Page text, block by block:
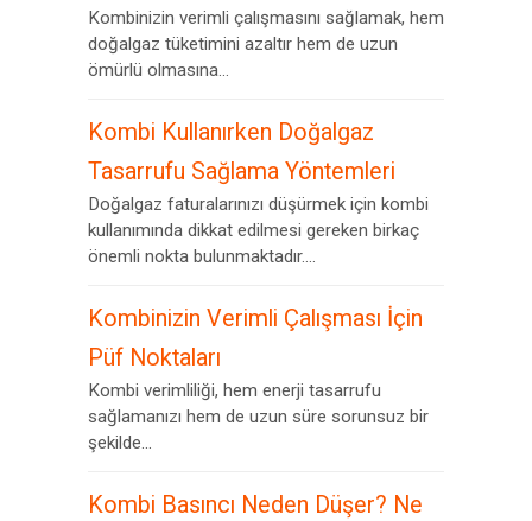
Kombinizin verimli çalışmasını sağlamak, hem
doğalgaz tüketimini azaltır hem de uzun
ömürlü olmasına...
Kombi Kullanırken Doğalgaz
Tasarrufu Sağlama Yöntemleri
Doğalgaz faturalarınızı düşürmek için kombi
kullanımında dikkat edilmesi gereken birkaç
önemli nokta bulunmaktadır....
Kombinizin Verimli Çalışması İçin
Püf Noktaları
Kombi verimliliği, hem enerji tasarrufu
sağlamanızı hem de uzun süre sorunsuz bir
şekilde...
Kombi Basıncı Neden Düşer? Ne